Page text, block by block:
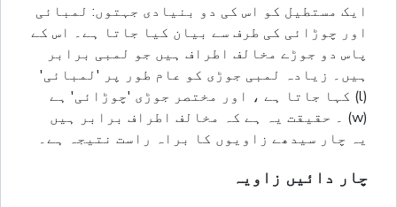
ایک مستطیل کو اس کی دو بنیادی جہتوں: لمبائی
اور چوڑائی کی طرف سے بیان کیا جاتا ہے۔ اس کے
پاس دو جوڑے مخالف اطراف ہیں جو لمبی برابر
ہیں۔ زیادہ لمبی جوڑی کو عام طور پر 'لمبائی'
(l) کہا جاتا ہے ، اور مختصر جوڑی 'چوڑائی' ہے
(w) ۔ حقیقت یہ ہے کہ مخالف اطراف برابر ہیں
یہ چار سیدھے زاویوں کا براہ راست نتیجہ ہے۔
چار دائیں زاویہ